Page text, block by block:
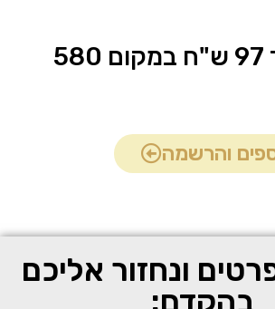
מחיר מיוחד 97 ש"ח במקום 580
והרשמה
ונחזור אליכם